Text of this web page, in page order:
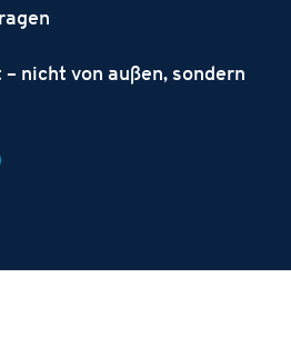
nicht von außen, sondern